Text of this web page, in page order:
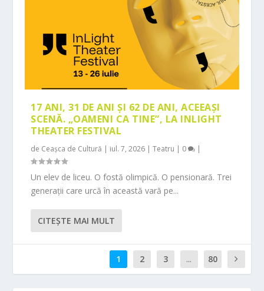
17 ANI, 31 DE ANI ȘI 62 DE ANI, ACEEAȘI
SCENĂ. „OAMENI CA TINE”, LA INLIGHT
THEATER FESTIVAL
de Ceașca de Cultură | iul. 7, 2026 |Teatru | 0 |
Un elev de liceu. O fostă olimpică. O pensionară. Trei
generații care urcă în această vară pe...
CITEŞTE MAI MULT
1 2 3 ... 80